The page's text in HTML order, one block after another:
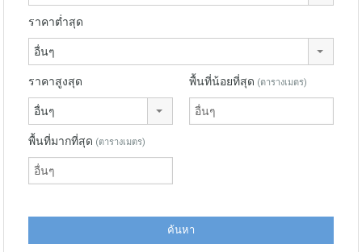
ราคาต่ำสุด
อื่นๆ
ราคาสูงสุด
อื่นๆ
พื้นที่น้อยที่สุด (ตารางเมตร)
พื้นที่มากที่สุด (ตารางเมตร)